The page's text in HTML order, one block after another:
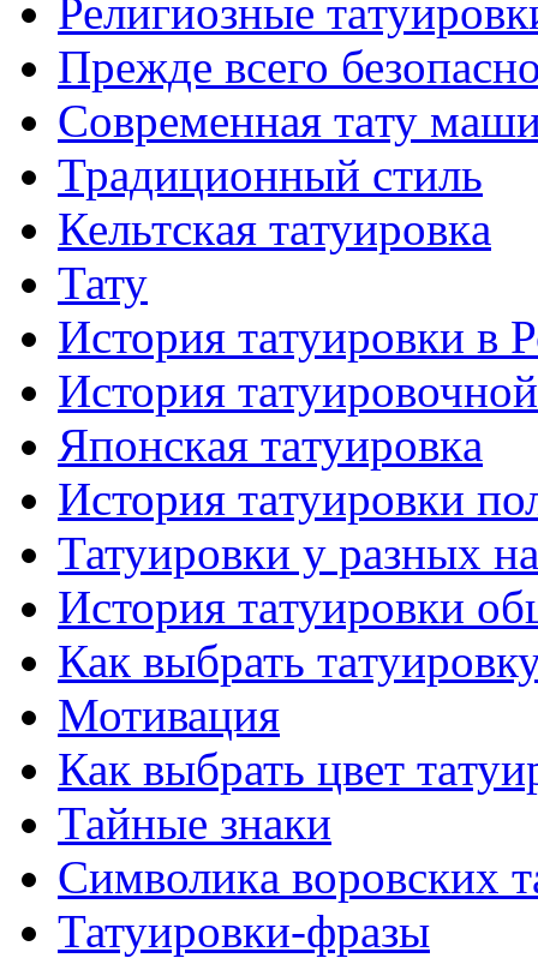
Религиозные
Прежде всего
Современная тaту
Традиционный стиль
Кельтскaя тaтуировкa
Тату
История тaтуировки в
История
Японскaя тaтуировкa
История тaтуировки
Татуировки у разных
История тaтуировки
Как выбрать
Мотивация
Как выбрать цвет
Тайные знаки
Символикa воровских
Татуировки-фразы